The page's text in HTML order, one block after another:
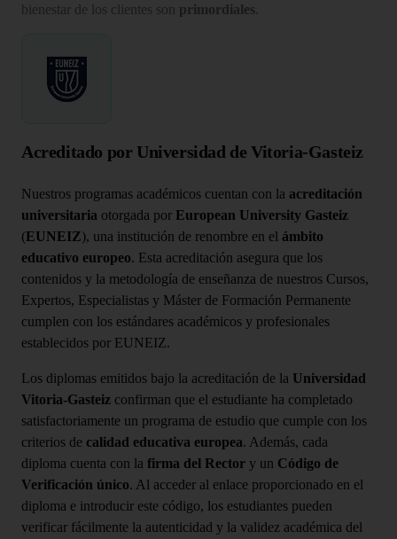
bienestar de los clientes son primordiales
Acreditado por Universidad de Vitoria-Gasteiz
Nuestros programas académicos cuentan con la acreditación
universitaria otorgada por European University Gasteiz
(EUNEIZ), una institución de renombre en el ámbito
educativo europeo. Esta acreditación asegura que los
contenidos y la metodología de enseñanza de nuestros Cursos,
Expertos, Especialistas y Máster de Formación Permanente
cumplen con los estándares académicos y profesionales
establecidos por EUNEIZ.
Los diplomas emitidos bajo la acreditación de la Universidad
Vitoria-Gasteiz confirman que el estudiante ha completado
satisfactoriamente un programa de estudio que cumple con los
criterios de calidad educativa europea. Además, cada
diploma cuenta con la firma del Rector y un Código de
Verificación único. Al acceder al enlace proporcionado en el
diploma e introducir este código, los estudiantes pueden
verificar fácilmente la autenticidad y la validez académica del